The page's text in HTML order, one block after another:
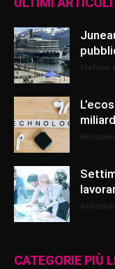
CATEGORIE PIÙ